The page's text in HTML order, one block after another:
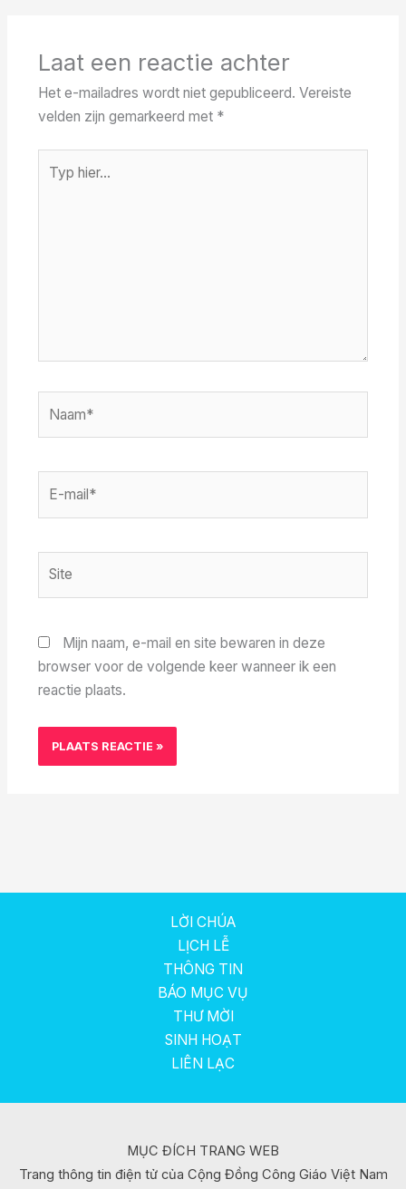
Laat een reactie achter
Het e-mailadres wordt niet gepubliceerd. Vereiste
velden zijn gemarkeerd met *
hier...
Mijn naam, e-mail en site bewaren in deze
browser voor de volgende keer wanneer ik een
reactie plaats.
LỜI CHÚA
LỊCH LỄ
THÔNG TIN
BÁO MỤC VỤ
THƯ MỜI
SINH HOẠT
LIÊN LẠC
MỤC ĐÍCH TRANG WEB
Trang thông tin điện tử của Cộng Đồng Công Giáo Việt Nam